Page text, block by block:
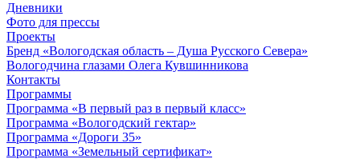
Дневники
Фото для прессы
Проекты
Бренд «Вологодская область – Душа Русского Севера»
Вологодчина глазами Олега Кувшинникова
Контакты
Программы
Программа «В первый раз в первый класс»
Программа «Вологодский гектар»
Программа «Дороги 35»
Программа «Земельный сертификат»